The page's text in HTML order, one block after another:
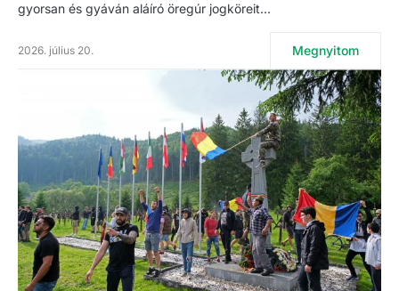
gyorsan és gyáván aláíró öregúr jogköreit…
2026. július 20. Megnyitom